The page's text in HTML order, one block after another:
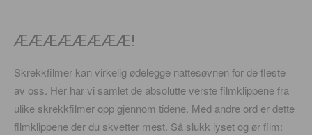
ÆÆÆÆÆÆÆÆ!
Skrekkfilmer kan virkelig ødelegge nattesøvnen for de fleste
av oss. Her har vi samlet de absolutte verste filmklippene fra
ulike skrekkfilmer opp gjennom tidene. Med andre ord er dette
filmklippene der du skvetter mest. Så slukk lyset og ør film: